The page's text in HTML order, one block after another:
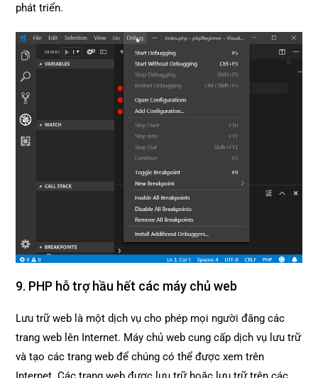
phát triển.
9. PHP hỗ trợ hầu hết các máy chủ web
Lưu trữ web là một dịch vụ cho phép mọi người đăng các
trang web lên Internet. Máy chủ web cung cấp dịch vụ lưu trữ
và tạo các trang web để chúng có thể được xem trên